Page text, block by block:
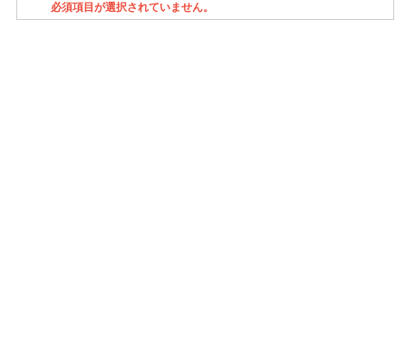
必須項目が選択されていません。